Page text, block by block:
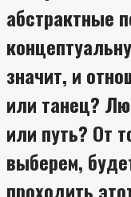
абстрактные
значит, и
или танец?
или путь? От
выберем,
проходить